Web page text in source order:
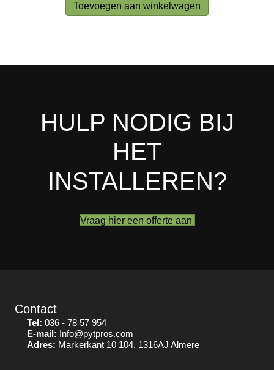
Toevoegen aan winkelwagen
HULP NODIG BIJ
HET
INSTALLEREN?
Vraag hier een offerte aan
Contact
Tel: 036 - 78 57 954
E-mail: Info@pytpros.com
Adres: Markerkant 10 104, 1316AJ Almere